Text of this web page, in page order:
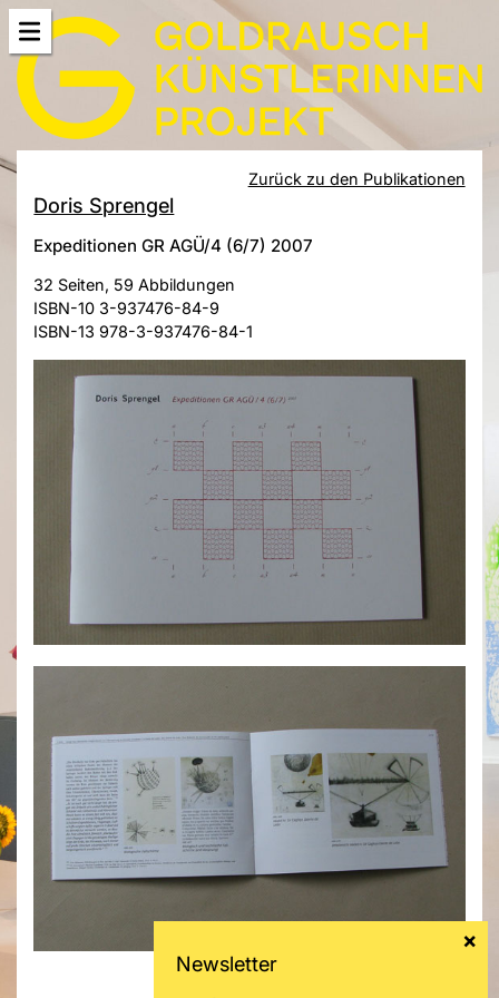
Zurück zu den Publikationen
Doris Sprengel
Expeditionen GR AGÜ/4 (6/7) 2007
32 Seiten, 59 Abbildungen
ISBN-10 3-937476-84-9
ISBN-13 978-3-937476-84-1